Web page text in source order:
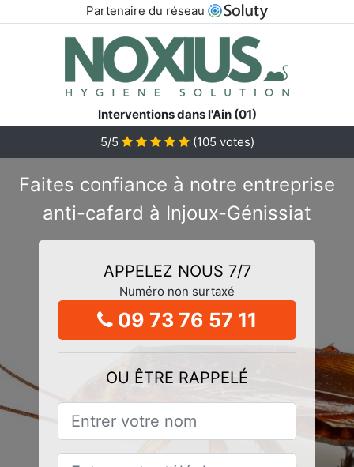
Partenaire du réseau
Interventions dans l'Ain (01)
5/5
(105 votes)
Faites confiance à notre entreprise
anti-cafard à Injoux-Génissiat
APPELEZ NOUS 7/7
Numéro non surtaxé
09 73 76 57 11
OU ÊTRE RAPPELÉ